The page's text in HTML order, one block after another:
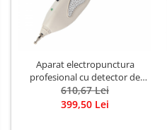
Aparat electropunctura
profesional cu detector de
puncte de acupunctura si
meridiane
610,67 Lei
399,50 Lei